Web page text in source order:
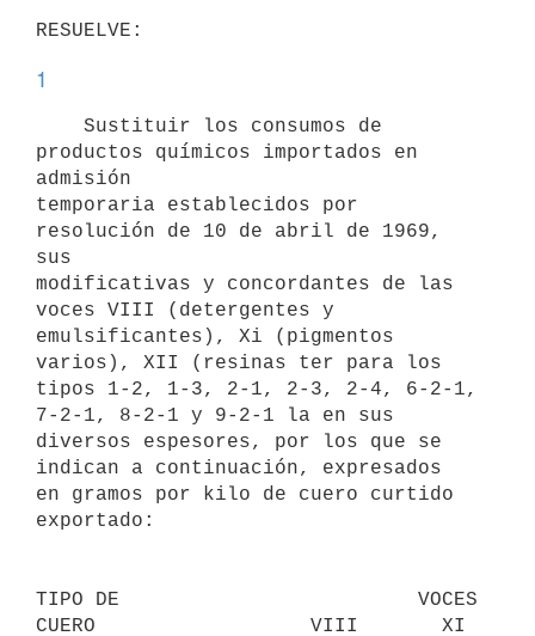
1
productos químicos importados en
admisión
temporaria establecidos por
resolución de 10 de abril de 1969,
sus
modificativas y concordantes de las
voces VIII (detergentes y
emulsificantes), Xi (pigmentos
varios), XII (resinas ter para los
tipos 1-2, 1-3, 2-1, 2-3, 2-4, 6-2-1,
7-2-1, 8-2-1 y 9-2-1 la en sus
diversos espesores, por los que se
indican a continuación, expresados
en gramos por kilo de cuero curtido
exportado:
TIPO DE                         VOCES
CUERO                  VIII       XI